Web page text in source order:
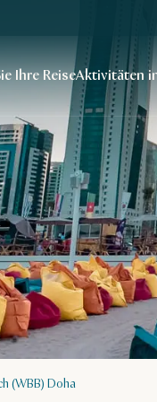
Ihre ReiseAktivitäten
(WBB) Doha